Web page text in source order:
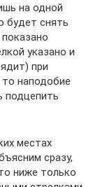
на одной
будет снять
указано и
при
наподобие
подцепить
местах
сразу,
ниже только